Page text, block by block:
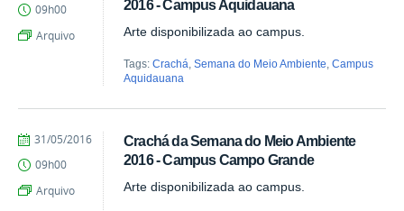
2016 - Campus Aquidauana
Arte disponibilizada ao campus.
Tags:Crachá ,Semana do Meio Ambiente ,Campus
Aquidauana
Aragão
09h00
Arquivo
Crachá da Semana do Meio Ambiente
2016 - Campus Campo Grande
Arte disponibilizada ao campus.
by
Aragão
Published
31/05/2016
09h00
Arquivo